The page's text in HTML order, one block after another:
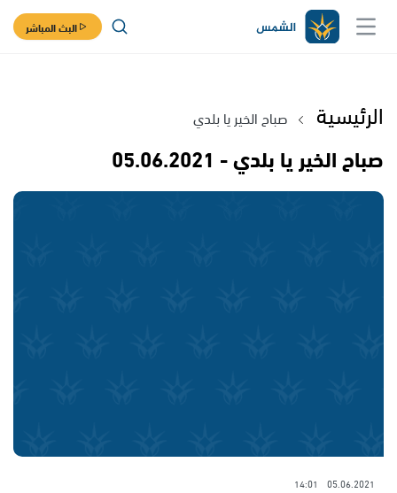
البث المباشر
الرئيسية صباح الخير يا بلدي
صباح الخير يا بلدي - 05.06.2021
05.06.2021
14:01